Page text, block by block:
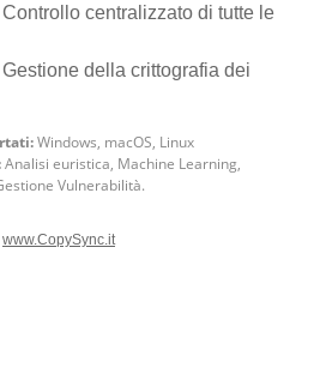
Controllo centralizzato di tutte le
Gestione della crittografia dei
Windows, macOS, Linux
Analisi euristica, Machine Learning,
Vulnerabilità.
www.CopySync.it